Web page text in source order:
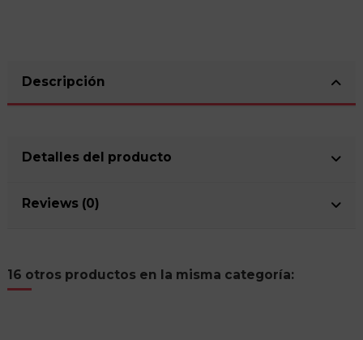
Descripción
Detalles del producto
Reviews (0)
16 otros productos en la misma categoría: